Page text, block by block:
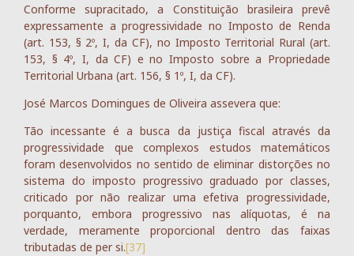
Conforme supracitado, a Constituição brasileira prevê
expressamente a progressividade no Imposto de Renda
(art. 153, § 2º, I, da CF), no Imposto Territorial Rural (art.
153, § 4º, I, da CF) e no Imposto sobre a Propriedade
Territorial Urbana (art. 156, § 1º, I, da CF).
José Marcos Domingues de Oliveira assevera que:
Tão incessante é a busca da justiça fiscal através da
progressividade que complexos estudos matemáticos
foram desenvolvidos no sentido de eliminar distorções no
sistema do imposto progressivo graduado por classes,
criticado por não realizar uma efetiva progressividade,
porquanto, embora progressivo nas alíquotas, é na
verdade, meramente proporcional dentro das faixas
tributadas de per si.[37]